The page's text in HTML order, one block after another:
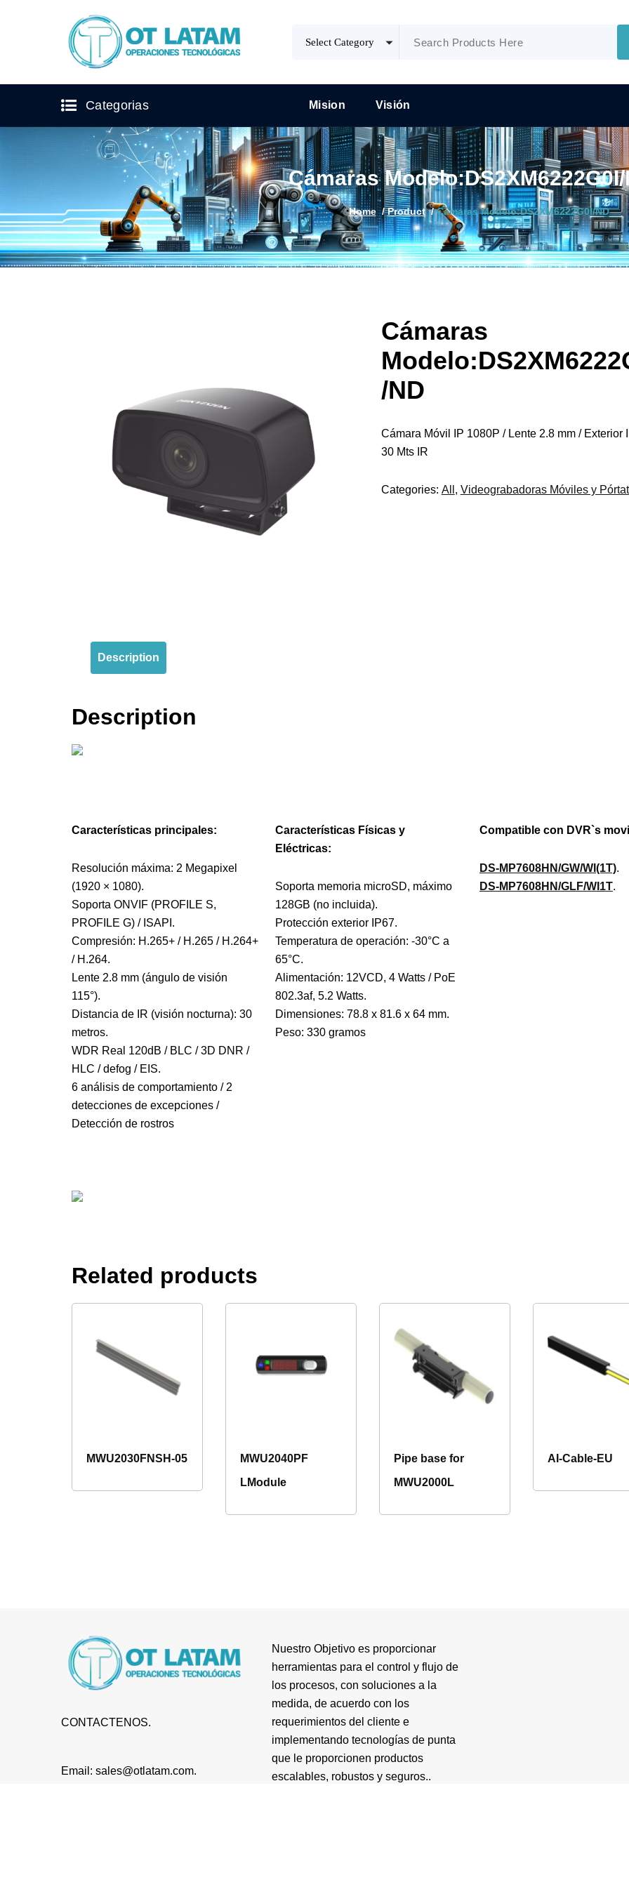
Categorias Mision Visión
Cámaras Modelo:DS2XM6222G0I/
Home/Product/Cámaras Modelo:DS2XM6222G0I/ND
Cámaras
/ND
Cámara Móvil IP 1080P / Lente 2.8 mm / Exterior
30 Mts IR
Categories: All , Videograbadoras Móviles y
Description
Description
Características principales:
Resolución máxima: 2 Megapixel
(1920 × 1080).
Soporta ONVIF (PROFILE S,
PROFILE G) / ISAPI.
Compresión: H.265+ / H.265 / H.264+
/ H.264.
Lente 2.8 mm (ángulo de visión
115°).
Distancia de IR (visión nocturna): 30
metros.
WDR Real 120dB / BLC / 3D DNR /
HLC / defog / EIS.
6 análisis de comportamiento / 2
detecciones de excepciones /
Detección de rostros
Características Físicas y
Eléctricas:
Soporta memoria microSD, máximo
128GB (no incluida).
Protección exterior IP67.
Temperatura de operación: -30°C a
65°C.
Alimentación: 12VCD, 4 Watts / PoE
802.3af, 5.2 Watts.
Dimensiones:78.8 x 81.6 x 64 mm.
Peso: 330 gramos
Compatible con DVR`s
DS-MP7608HN/GW/WI(1T).
DS-MP7608HN/GLF/WI1T.
Related products
MWU2030FNSH-05
MWU2040PF
LModule
Pipe base for
MWU2000L
AI-Cable-EU
CONTACTENOS.
Email: sales@otlatam.com.
Nuestro Objetivo es proporcionar
herramientas para el control y flujo de
los procesos, con soluciones a la
medida, de acuerdo con los
requerimientos del cliente e
implementando tecnologías de punta
que le proporcionen productos
escalables, robustos y seguros..